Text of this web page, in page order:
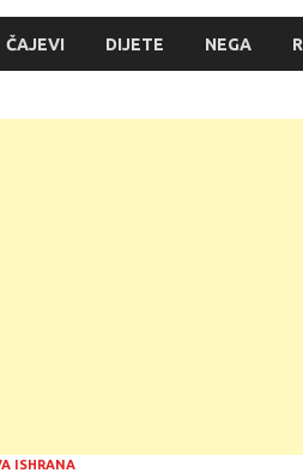
ČAJEVI DIJETE NEGA
ISHRANA